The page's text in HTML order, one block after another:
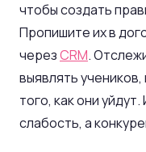
чтобы создать
Пропишите их в
черезCRM.
выявлять
того, как они
слабость, а